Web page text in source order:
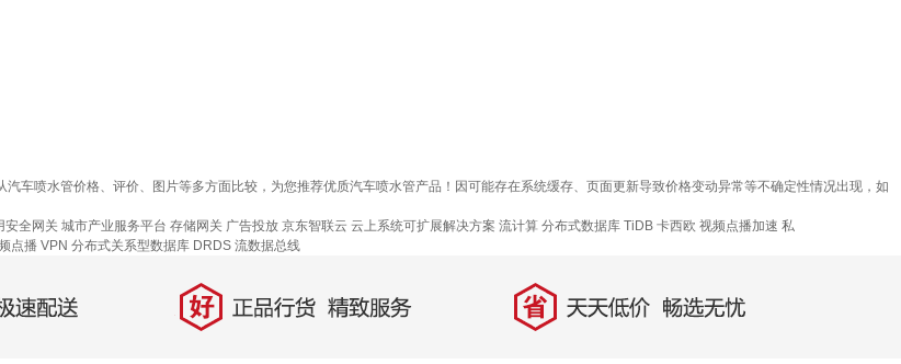
车喷水管价格、评价、图片等多方面比较，为您推荐优质汽车喷水管产品！因可能存在系统缓存、页面更新导致价格变动异常等不确定性情况出现，如
安全网关 城市产业服务平台 存储网关 广告投放 京东智联云 云上系统可扩展解决方案 流计算 分布式数据库 TiDB 卡西欧 视频点播加速 私
点播 VPN 分布式关系型数据库 DRDS 流数据总线
配送 好 正品行货，精致服务 省 天天低价，畅选无忧